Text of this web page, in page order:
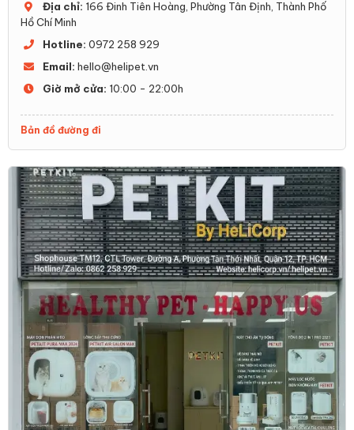
Địa chỉ: 166 Đinh Tiên Hoàng, Phường Tân Định, Thành Phố
Hồ Chí Minh
Hotline: 0972 258 929
Email: hello@helipet.vn
Giờ mở cửa: 10:00 - 22:00h
Bản đồ đường đi